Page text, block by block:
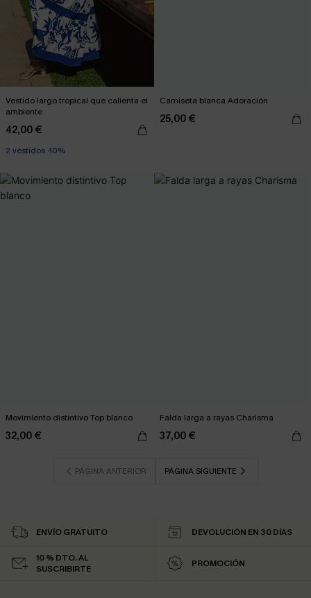
Vestido largo tropical que calienta el
ambiente
42,00 €
2 vestidos -10%
Camiseta blanca Adoración
25,00 €
Movimiento distintivo Top blanco
32,00 €
Falda larga a rayas Charisma
37,00 €
PÁGINA ANTERIOR PÁGINA SIGUIENTE
ENVÍO GRATUITO DEVOLUCIÓN EN 30 DÍAS
10 % DTO. AL
SUSCRIBIRTE
PROMOCIÓN